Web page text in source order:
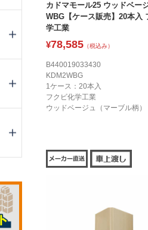
カドマモール25 ウッドベー
WBG【ケース販売】20本入
学工業
¥78,585 （税込み）
B440019033430
KDM2WBG
1ケース：20本入
フクビ化学工業
ウッドベージュ（マーブル柄）